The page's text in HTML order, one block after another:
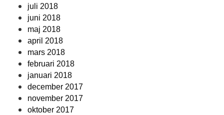
juli 2018
juni 2018
maj 2018
april 2018
mars 2018
februari 2018
januari 2018
december 2017
november 2017
oktober 2017